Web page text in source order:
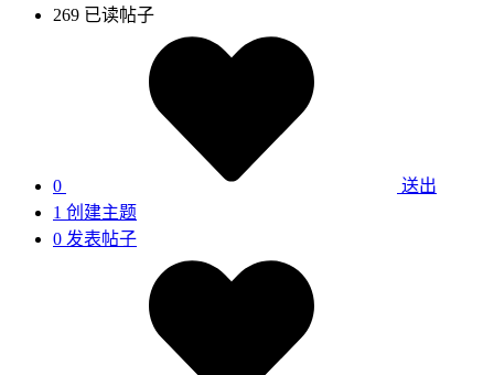
269 已读帖子
0
送出
1 创建主题
0 发表帖子